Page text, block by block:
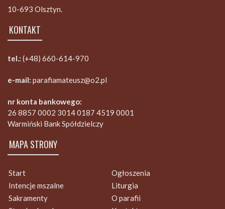
10-693 Olsztyn.
KONTAKT
tel.: (+48) 660-614-970
e-mail: parafiamateusz@o2.pl
nr konta bankowego:
26 8857 0002 3014 0187 4519 0001
Warmiński Bank Spółdzielczy
MAPA STRONY
Start
Ogłoszenia
Intencje mszalne
Liturgia
Sakramenty
O parafii